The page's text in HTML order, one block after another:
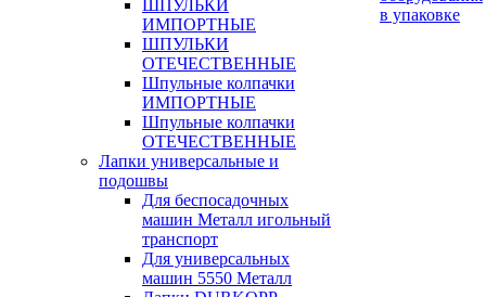
ШПУЛЬКИ
ИМПОРТНЫЕ
ШПУЛЬКИ
ОТЕЧЕСТВЕННЫЕ
Шпульные колпачки
ИМПОРТНЫЕ
Шпульные колпачки
ОТЕЧЕСТВЕННЫЕ
Лапки универсальные и
подошвы
Для беспосадочных
машин Металл игольный
транспорт
Для универсальных
машин 5550 Металл
в упаковке